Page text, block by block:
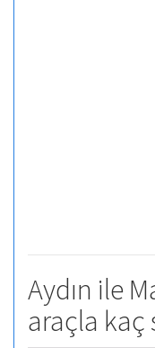
Aydın ile
araçla kaç